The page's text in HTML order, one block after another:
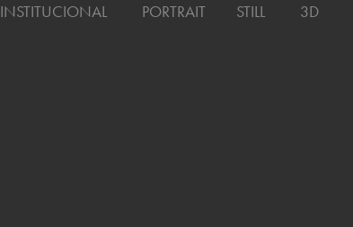
INSTITUCIONAL PORTRAIT STILL 3D